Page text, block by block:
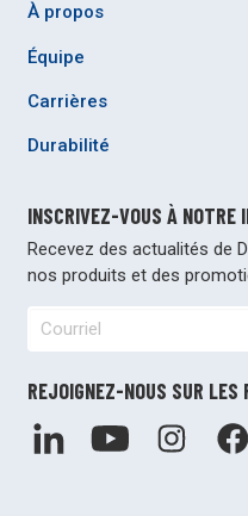
À propos
Équipe
Carrières
Durabilité
INSCRIVEZ-VOUS À NOTRE
Recevez des actualités de
nos produits et des
REJOIGNEZ-NOUS SUR LES